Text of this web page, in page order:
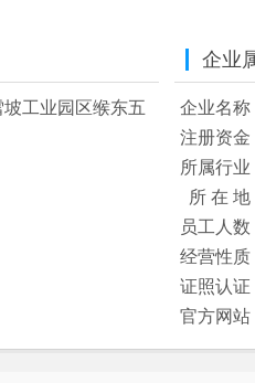
工业园区缑东五
企业
企业名称
注册资金
所属行业
所 在 地
员工人数
经营性质
证照认证
官方网站